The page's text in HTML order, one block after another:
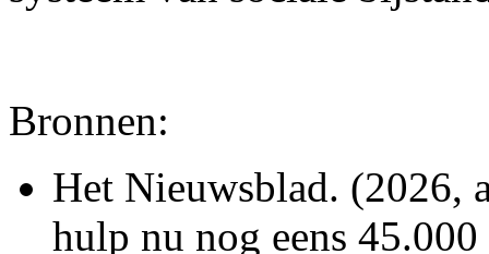
Bronnen:
Het Nieuwsblad. (2026,
hulp nu nog eens